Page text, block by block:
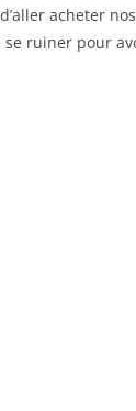
acheter nos
se ruiner pour